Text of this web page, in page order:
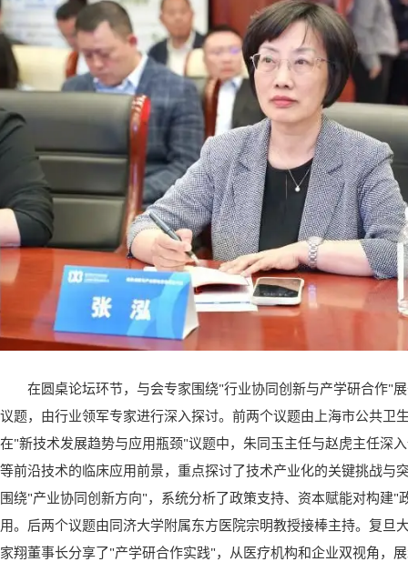
在圆桌论坛环节，与会专家围绕"行业协同创新与产学研合作"
议题，由行业领军专家进行深入探讨。前两个议题由上海市公共卫
在"新技术发展趋势与应用瓶颈"议题中，朱同玉主任与赵虎主任深
等前沿技术的临床应用前景，重点探讨了技术产业化的关键挑战与
围绕"产业协同创新方向"，系统分析了政策支持、资本赋能对构建"
用。后两个议题由同济大学附属东方医院宗明教授接棒主持。复旦
家翔董事长分享了"产学研合作实践"，从医疗机构和企业双视角，